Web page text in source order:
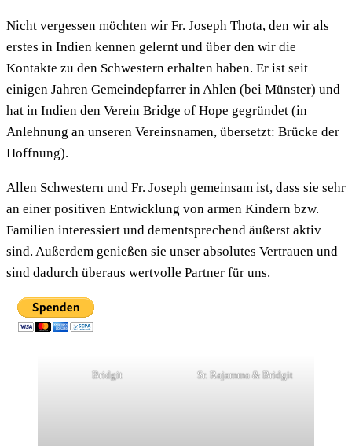
Nicht vergessen möchten wir Fr. Joseph Thota, den wir als
erstes in Indien kennen gelernt und über den wir die
Kontakte zu den Schwestern erhalten haben. Er ist seit
einigen Jahren Gemeindepfarrer in Ahlen (bei Münster) und
hat in Indien den Verein Bridge of Hope gegründet (in
Anlehnung an unseren Vereinsnamen, übersetzt: Brücke der
Hoffnung).
Allen Schwestern und Fr. Joseph gemeinsam ist, dass sie sehr
an einer positiven Entwicklung von armen Kindern bzw.
Familien interessiert und dementsprechend äußerst aktiv
sind. Außerdem genießen sie unser absolutes Vertrauen und
sind dadurch überaus wertvolle Partner für uns.
Bridgit Sr. Rajamma & Bridgit